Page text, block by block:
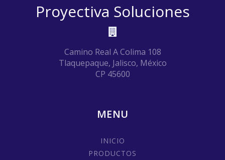
Proyectiva Soluciones
Camino Real A Colima 108
Tlaquepaque, Jalisco, México
CP 45600
MENU
INICIO
PRODUCTOS